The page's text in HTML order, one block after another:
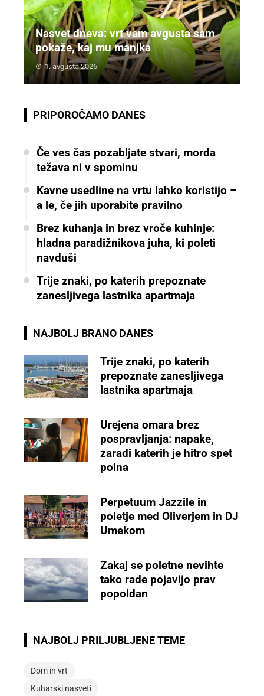
Nasvet dneva: vrt vam avgusta sam
pokaže, kaj mu manjka
1. avgusta 2026
PRIPOROČAMO DANES
Če ves čas pozabljate stvari, morda
težava ni v spominu
Kavne usedline na vrtu lahko koristijo –
a le, če jih uporabite pravilno
Brez kuhanja in brez vroče kuhinje:
hladna paradižnikova juha, ki poleti
navduši
Trije znaki, po katerih prepoznate
zanesljivega lastnika apartmaja
NAJBOLJ BRANO DANES
Trije znaki, po katerih
prepoznate zanesljivega
lastnika apartmaja
Urejena omara brez
pospravljanja: napake,
zaradi katerih je hitro spet
polna
Perpetuum Jazzile in
poletje med Oliverjem in DJ
Umekom
Zakaj se poletne nevihte
tako rade pojavijo prav
popoldan
NAJBOLJ PRILJUBLJENE TEME
Dom in vrt
Kuharski nasveti